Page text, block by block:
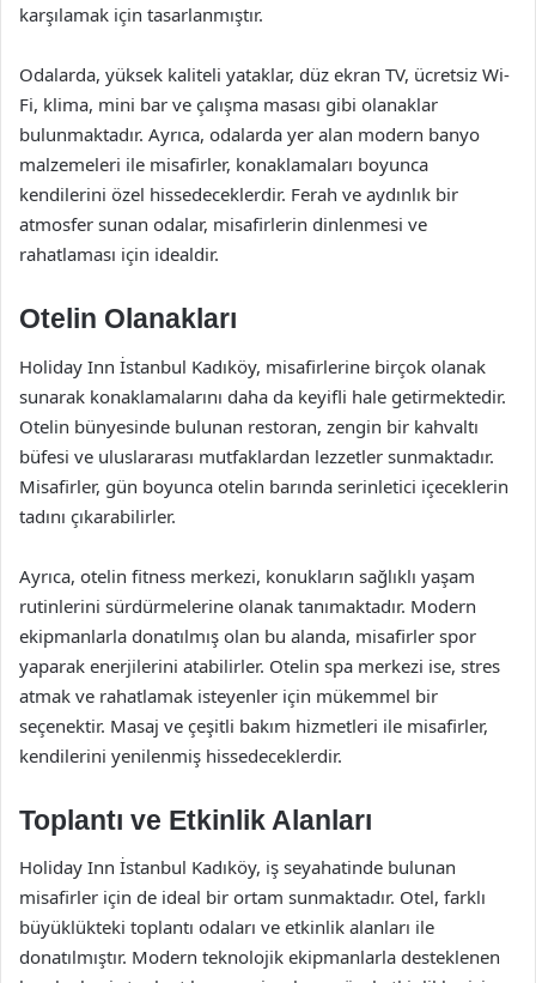
karşılamak için tasarlanmıştır.
Odalarda, yüksek kaliteli yataklar, düz ekran TV, ücretsiz Wi-
Fi, klima, mini bar ve çalışma masası gibi olanaklar
bulunmaktadır. Ayrıca, odalarda yer alan modern banyo
malzemeleri ile misafirler, konaklamaları boyunca
kendilerini özel hissedeceklerdir. Ferah ve aydınlık bir
atmosfer sunan odalar, misafirlerin dinlenmesi ve
rahatlaması için idealdir.
Otelin Olanakları
Holiday Inn İstanbul Kadıköy, misafirlerine birçok olanak
sunarak konaklamalarını daha da keyifli hale getirmektedir.
Otelin bünyesinde bulunan restoran, zengin bir kahvaltı
büfesi ve uluslararası mutfaklardan lezzetler sunmaktadır.
Misafirler, gün boyunca otelin barında serinletici içeceklerin
tadını çıkarabilirler.
Ayrıca, otelin fitness merkezi, konukların sağlıklı yaşam
rutinlerini sürdürmelerine olanak tanımaktadır. Modern
ekipmanlarla donatılmış olan bu alanda, misafirler spor
yaparak enerjilerini atabilirler. Otelin spa merkezi ise, stres
atmak ve rahatlamak isteyenler için mükemmel bir
seçenektir. Masaj ve çeşitli bakım hizmetleri ile misafirler,
kendilerini yenilenmiş hissedeceklerdir.
Toplantı ve Etkinlik Alanları
Holiday Inn İstanbul Kadıköy, iş seyahatinde bulunan
misafirler için de ideal bir ortam sunmaktadır. Otel, farklı
büyüklükteki toplantı odaları ve etkinlik alanları ile
donatılmıştır. Modern teknolojik ekipmanlarla desteklenen